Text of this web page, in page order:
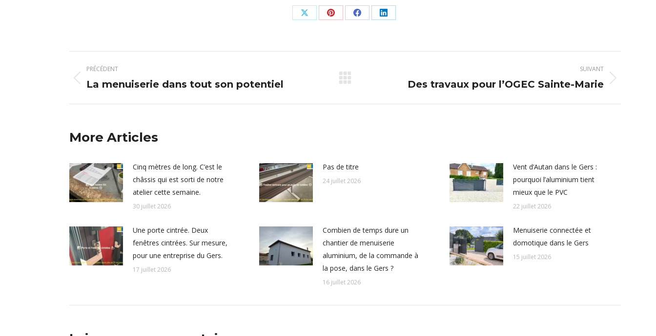
Partager
X
Partager
Pinterest
Partager
Facebook
Partager
LinkedIn
Navigation
article
PRÉCÉDENT
Article
La menuiserie dans tout son potentiel
SUIVANT
Des travaux pour l’OGEC Sainte-Marie
More Articles
Cinq mètres de long. C’est le
châssis qui est sorti de notre
atelier cette semaine.
30 juillet 2026
Pas de titre
24 juillet 2026
Vent d’Autan dans le Gers :
pourquoi l’aluminium tient
mieux que le PVC
22 juillet 2026
Une porte cintrée. Deux
fenêtres cintrées. Sur mesure,
pour une entreprise du Gers.
17 juillet 2026
Combien de temps dure un
chantier de menuiserie
aluminium, de la commande à
la pose, dans le Gers ?
16 juillet 2026
Menuiserie connectée et
domotique dans le Gers
15 juillet 2026